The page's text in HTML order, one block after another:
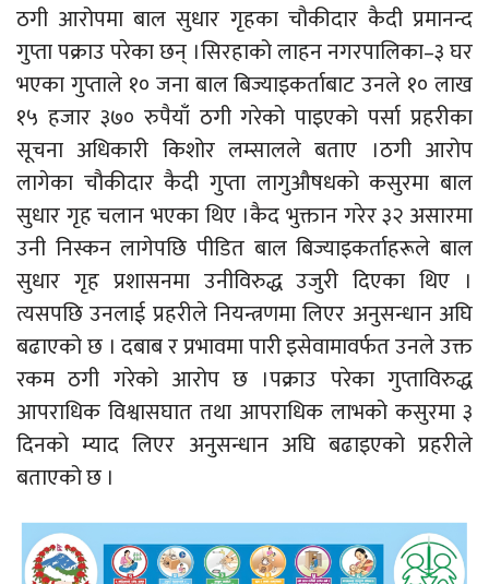
ठगी आरोपमा बाल सुधार गृहका चौकीदार कैदी प्रमानन्द
गुप्ता पक्राउ परेका छन् ।सिरहाको लाहन नगरपालिका–३ घर
भएका गुप्ताले १० जना बाल बिज्याइकर्ताबाट उनले १० लाख
१५ हजार ३७० रुपैयाँ ठगी गरेको पाइएको पर्सा प्रहरीका
सूचना अधिकारी किशोर लम्सालले बताए ।ठगी आरोप
लागेका चौकीदार कैदी गुप्ता लागुऔषधको कसुरमा बाल
सुधार गृह चलान भएका थिए ।कैद भुक्तान गरेर ३२ असारमा
उनी निस्कन लागेपछि पीडित बाल बिज्याइकर्ताहरूले बाल
सुधार गृह प्रशासनमा उनीविरुद्ध उजुरी दिएका थिए ।
त्यसपछि उनलाई प्रहरीले नियन्त्रणमा लिएर अनुसन्धान अघि
बढाएको छ । दबाब र प्रभावमा पारी इसेवामावर्फत उनले उक्त
रकम ठगी गरेको आरोप छ ।पक्राउ परेका गुप्ताविरुद्ध
आपराधिक विश्वासघात तथा आपराधिक लाभको कसुरमा ३
दिनको म्याद लिएर अनुसन्धान अघि बढाइएको प्रहरीले
बताएको छ ।